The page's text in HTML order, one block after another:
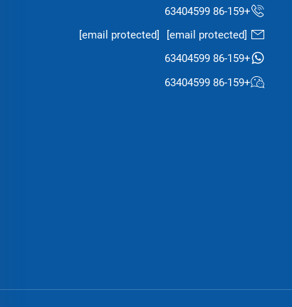
+86-159 63404599
[email protected]
[email protected]
+86-159 63404599
+86-159 63404599